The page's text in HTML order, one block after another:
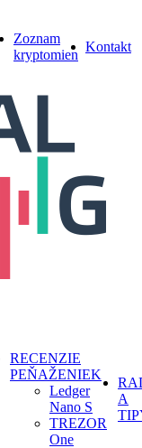
Zoznam
kryptomien
Kontakt
RECENZIE
PEŇAŽENIEK
Ledger
Nano S
TREZOR
One
A